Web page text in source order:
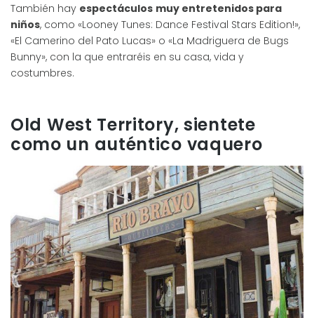
También hay espectáculos muy entretenidos para
niños, como «Looney Tunes: Dance Festival Stars Edition!»,
«El Camerino del Pato Lucas» o «La Madriguera de Bugs
Bunny», con la que entraréis en su casa, vida y
costumbres.
Old West Territory, sientete
como un auténtico vaquero